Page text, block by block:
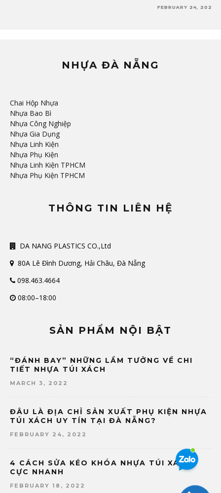
NHỰA ĐÀ NẴNG
Chai Hộp Nhựa
Nhựa Bao Bì
Nhựa Công Nghiệp
Nhựa Gia Dụng
Nhựa Linh Kiện
Nhựa Phụ Kiện
Nhựa Linh Kiện TPHCM
Nhựa Phụ Kiện TPHCM
THÔNG TIN LIÊN HỆ
DA NANG PLASTICS CO.,Ltd
80A Lê Đình Dương, Hải Châu, Đà Nẵng
098.463.4664
08:00–18:00
SẢN PHẨM NỘI BẬT
“ĐÁNH BAY” NHỮNG LẦM TƯỞNG VỀ CHI
TIẾT NHỰA TÚI XÁCH
MARCH 3, 2022
ĐÂU LÀ ĐỊA CHỈ SẢN XUẤT PHỤ KIỆN NHỰA
TÚI XÁCH UY TÍN TẠI ĐÀ NẴNG?
FEBRUARY 24, 2022
4 CÁCH SỬA KÉO KHÓA NHỰA TÚI XÁCH
CỰC NHANH
FEBRUARY 18, 2022